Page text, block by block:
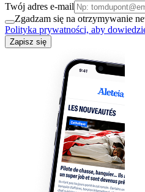
Twój adres e-mail
Zgadzam się na otrzymywanie
Polityka prywatności, aby
Zapisz się